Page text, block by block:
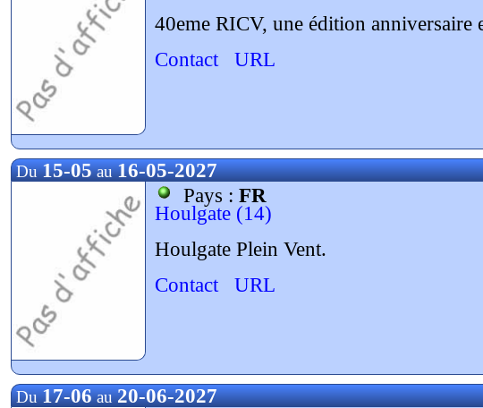
40eme RICV, une édition anniversaire
Contact
URL
Du15-05au16-05-2027
Pays : FR
Houlgate (14)
Houlgate Plein Vent.
Contact
URL
Du17-06au20-06-2027